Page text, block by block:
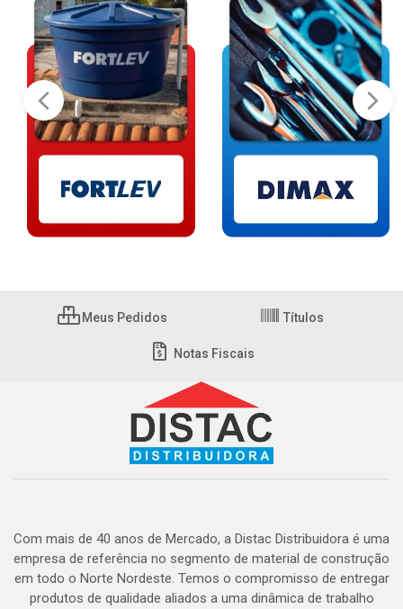
Meus Pedidos Títulos
Notas Fiscais
Com mais de 40 anos de Mercado, a Distac Distribuidora é uma
empresa de referência no segmento de material de construção
em todo o Norte Nordeste. Temos o compromisso de entregar
produtos de qualidade aliados a uma dinâmica de trabalho